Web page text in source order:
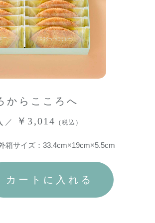
からこころへ
／ ￥3,014 (税込)
箱サイズ：33.4cm×19cm×5.5cm